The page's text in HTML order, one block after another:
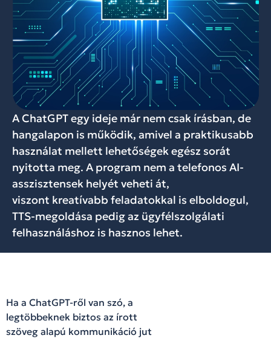
A ChatGPT egy ideje már nem csak írásban, de
hangalapon is működik, amivel a praktikusabb
használat mellett lehetőségek egész sorát
nyitotta meg. A program nem a telefonos AI-
asszisztensek helyét veheti át,
viszont kreatívabb feladatokkal is elboldogul,
TTS-megoldása pedig az ügyfélszolgálati
felhasználáshoz is hasznos lehet.
Ha a ChatGPT-ről van szó, a
legtöbbeknek biztos az írott
szöveg alapú kommunikáció jut